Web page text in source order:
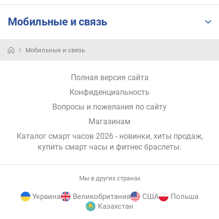
у
а
е
м
о
ш
Мобильные и связь
Мобильные и связь
Полная версия сайта
Конфиденциальность
Вопросы и пожелания по сайту
Магазинам
Каталог смарт часов 2026 - новинки, хиты продаж,
купить смарт часы и фитнес браслеты.
Мы в других странах
Украина Великобритания США
Польша
Казахстан